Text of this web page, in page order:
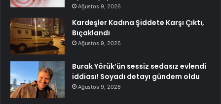
Ağustos 9, 2026
Kardeşler Kadına Şiddete Karşı Çıktı,
Bıçaklandı
Ağustos 9, 2026
Burak Yörük’ün sessiz sedasız evlendi
iddiası! Soyadı detayı gündem oldu
Ağustos 9, 2026